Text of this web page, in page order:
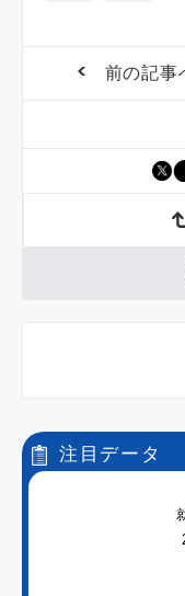
前の記事
注目データ